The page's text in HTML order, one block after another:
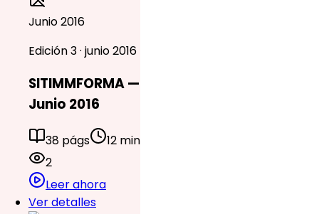
Junio 2016
Edición 3 · junio 2016
SITIMMFORMA —
Junio 2016
38 págs
12 min
2
Leer ahora
Ver detalles